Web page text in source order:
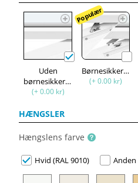
Uden
børnesikkerhed
(+ 0.00 kr)
Populær
Børnesikkerhed
(+ 0.00 kr)
HÆNGSLER
Hængslens farve
Hvid (RAL 9010) Anden